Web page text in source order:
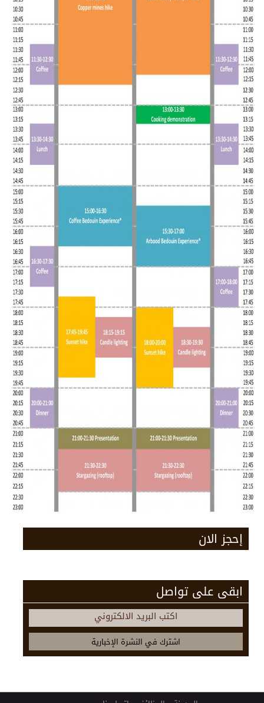
إحجز الان
ابقى على تواصل
اكتب البريد الالكتروني